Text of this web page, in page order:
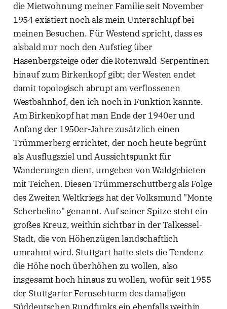
die Mietwohnung meiner Familie seit November
1954 existiert noch als mein Unterschlupf bei
meinen Besuchen. Für Westend spricht, dass es
alsbald nur noch den Aufstieg über
Hasenbergsteige oder die Rotenwald-Serpentinen
hinauf zum Birkenkopf gibt; der Westen endet
damit topologisch abrupt am verflossenen
Westbahnhof, den ich noch in Funktion kannte.
Am Birkenkopf hat man Ende der 1940er und
Anfang der 1950er-Jahre zusätzlich einen
Trümmerberg errichtet, der noch heute begrünt
als Ausflugsziel und Aussichtspunkt für
Wanderungen dient, umgeben von Waldgebieten
mit Teichen. Diesen Trümmerschuttberg als Folge
des Zweiten Weltkriegs hat der Volksmund "Monte
Scherbelino" genannt. Auf seiner Spitze steht ein
großes Kreuz, weithin sichtbar in der Talkessel-
Stadt, die von Höhenzügen landschaftlich
umrahmt wird. Stuttgart hatte stets die Tendenz
die Höhe noch überhöhen zu wollen, also
insgesamt hoch hinaus zu wollen, wofür seit 1955
der Stuttgarter Fernsehturm des damaligen